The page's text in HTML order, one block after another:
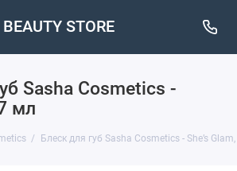
BEAUTY STORE
Sasha Cosmetics -
мл
Блеск для губ Sasha Cosmetics - She’s